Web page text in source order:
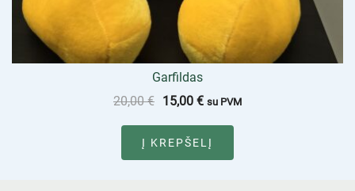
Garfildas
20,00€ 15,00 € su PVM
Į KREPŠELĮ